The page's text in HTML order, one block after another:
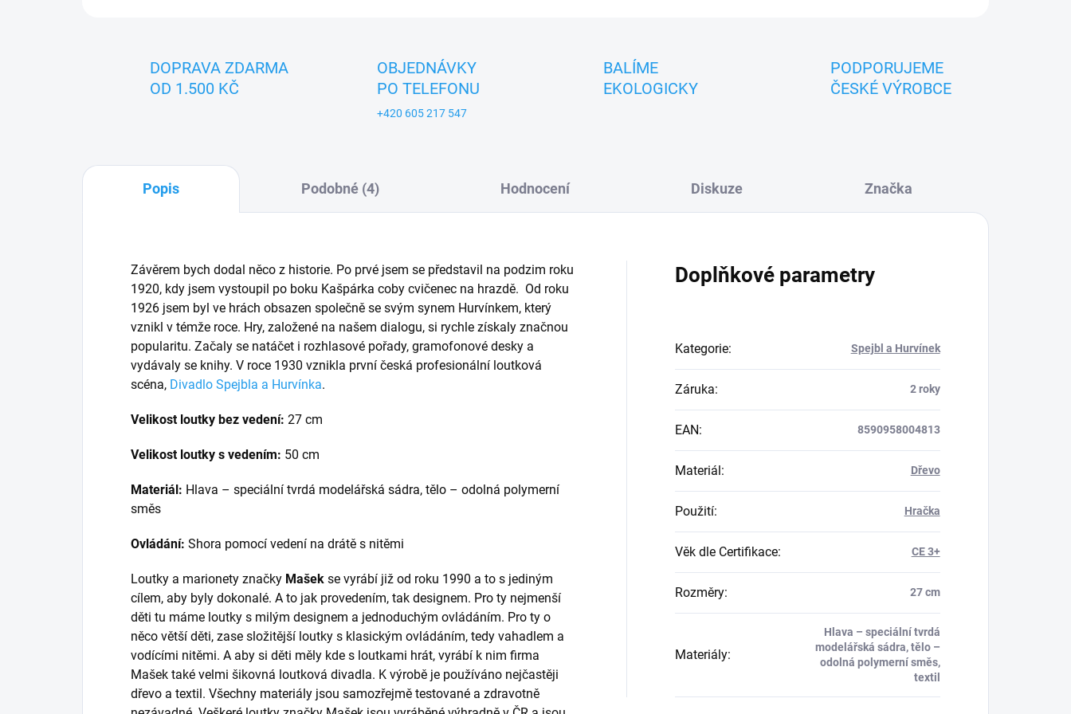
DOPRAVA ZDARMA
OD 1.500 KČ
OBJEDNÁVKY
PO TELEFONU
+420 605 217 547
BALÍME
EKOLOGICKY
PODPORUJEME
ČESKÉ VÝROBCE
Popis Podobné (4) Hodnocení Diskuze Značka
Závěrem bych dodal něco z historie. Po prvé jsem se představil na podzim roku
1920, kdy jsem vystoupil po boku Kašpárka coby cvičenec na hrazdě. Od roku
1926 jsem byl ve hrách obsazen společně se svým synem Hurvínkem, který
vznikl v témže roce. Hry, založené na našem dialogu, si rychle získaly značnou
popularitu. Začaly se natáčet i rozhlasové pořady, gramofonové desky a
vydávaly se knihy. V roce 1930 vznikla první česká profesionální loutková
scéna, Divadlo Spejbla a Hurvínka.
Velikost loutky bez vedení: 27 cm
Velikost loutky s vedením: 50 cm
Materiál: Hlava – speciální tvrdá modelářská sádra, tělo – odolná polymerní
směs
Ovládání: Shora pomocí vedení na drátě s nitěmi
Loutky a marionety značky Mašek se vyrábí již od roku 1990 a to s jediným
cílem, aby byly dokonalé. A to jak provedením, tak designem. Pro ty nejmenší
děti tu máme loutky s milým designem a jednoduchým ovládáním. Pro ty o
něco větší děti, zase složitější loutky s klasickým ovládáním, tedy vahadlem a
vodícími nitěmi. A aby si děti měly kde s loutkami hrát, vyrábí k nim firma
Mašek také velmi šikovná loutková divadla. K výrobě je používáno nejčastěji
dřevo a textil. Všechny materiály jsou samozřejmě testované a zdravotně
Doplňkové parametry
Kategorie: Spejbl a Hurvínek
Záruka: 2 roky
EAN: 8590958004813
Materiál: Dřevo
Použití: Hračka
Věk dle Certifikace: CE 3+
Rozměry: 27 cm
Materiály:
Hlava – speciální tvrdá
modelářská sádra, tělo –
odolná polymerní směs,
textil